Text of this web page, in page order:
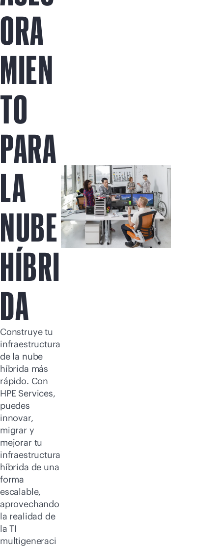
ORA
MIEN
TO
PARA
LA
NUBE
HÍBRI
DA
Construye tu
infraestructura
de la nube
híbrida más
rápido. Con
HPE Services,
puedes
innovar,
migrar y
mejorar tu
infraestructura
híbrida de una
forma
escalable,
aprovechando
la realidad de
la TI
multigeneraci